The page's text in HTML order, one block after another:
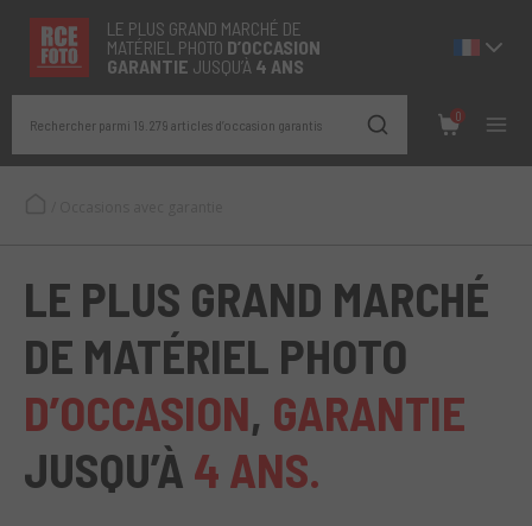
LE PLUS GRAND MARCHÉ DE
MATÉRIEL PHOTO D’OCCASION
GARANTIE JUSQU’À 4 ANS
Rechercher parmi 19.279 articles d’occasion garantis
0
LE PLUS GRAND MARCHÉ
DE MATÉRIEL PHOTO
D’OCCASION, GARANTIE
JUSQU’À 4 ANS.